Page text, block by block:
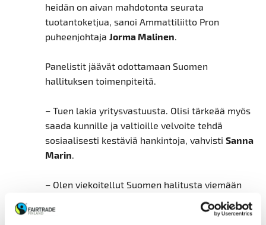
heidän on aivan mahdotonta seurata
tuotantoketjua, sanoi Ammattiliitto Pron
puheenjohtaja Jorma Malinen
Panelistit jäävät odottamaan Suomen
hallituksen toimenpiteitä.
– Tuen lakia yritysvastuusta. Olisi tärkeää myös
saada kunnille ja valtioille velvoite tehdä
sosiaalisesti kestäviä hankintoja, vahvisti Sanna
Marin
– Olen viekoitellut Suomen halitusta viemään
eteenpäin sitovaa yritysvastuulakia, Hautala
kertoi.